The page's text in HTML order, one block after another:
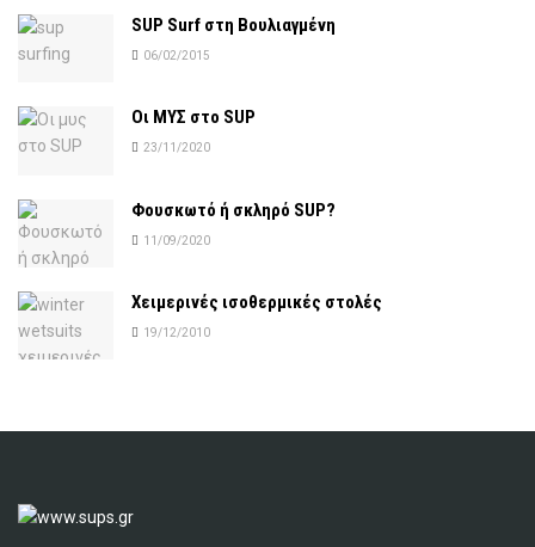
SUP Surf στη Βουλιαγμένη
06/02/2015
Οι ΜΥΣ στο SUP
23/11/2020
Φουσκωτό ή σκληρό SUP?
11/09/2020
Χειμερινές ισοθερμικές στολές
19/12/2010